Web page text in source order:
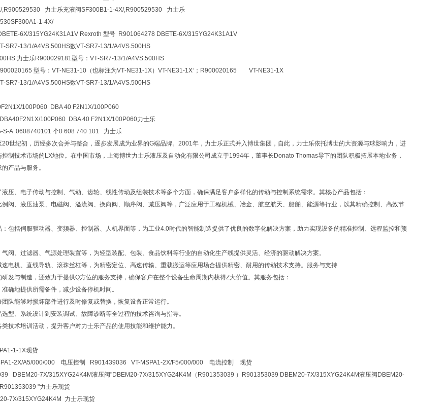
,R900529530 力士乐充液阀SF300B1-1-4X/,R900529530 力士乐
SF300A1-1-4X/
6X/315YG24K31A1V Rexroth 型号 R901064278 DBETE-6X/315YG24K31A1V
1/A4VS.500HS数VT‑SR7‑13/1/A4VS.500HS
力士乐R900029181型号：VT‑SR7‑13/1/A4VS.500HS
型号：VT‑NE31‑10（也标注为VT‑NE31‑1X）VT-NE31-1X‘；R900020165 VT-NE31-1X
1/A4VS.500HS数VT‑SR7‑13/1/A4VS.500HS
100P060 DBA 40 F2N1X/100P060
100P060 DBA 40 F2N1X/100P060力士乐
S-A 0608740101 个0 608 740 101 力士乐
20世纪初，历经多次合并与整合，逐步发展成为业界的G端品牌。2001年，力士乐正式并入博世集团，自此，力士乐依托博世的大资源与球影响力，进
制技术市场的LX地位。在中国市场，上海博世力士乐液压及自动化有限公司成立于1994年，董事长Donato Thomas导下的团队积极拓展本地业务，
产品与服务。
压、电子传动与控制、气动、齿轮、线性传动及组装技术等多个方面，确保满足客户多样化的传动与控制系统需求。其核心产品包括：
例阀、液压油泵、电磁阀、溢流阀、换向阀、顺序阀、减压阀等，广泛应用于工程机械、冶金、航空航天、船舶、能源等行业，以其精确控制、高效节
：包括伺服驱动器、变频器、控制器、人机界面等，为工业4.0时代的智能制造提供了优良的数字化解决方案，助力实现设备的精准控制、远程监控和预
阀、过滤器、气源处理装置等，为轻型装配、包装、食品饮料等行业的自动化生产线提供灵活、经济的驱动解决方案。
电机、直线导轨、滚珠丝杠等，为精密定位、高速传输、重载搬运等应用场合提供精密、耐用的传动技术支持。服务与支持
发与制造，还致力于提供Q方位的服务支持，确保客户在整个设备生命周期内获得Z大价值。其服务包括：
确地提供所需备件，减少设备停机时间。
队能够对损坏部件进行及时修复或替换，恢复设备正常运行。
型、系统设计到安装调试、故障诊断等全过程的技术咨询与指导。
技术培训活动，提升客户对力士乐产品的使用技能和维护能力。
1-1X现货
2X/A5/000/000 电压控制 R901439036 VT-MSPA1-2X/F5/000/000 电流控制 现货
DBEM20-7X/315XYG24K4M液压阀"DBEM20-7X/315XYG24K4M（R901353039 ）R901353039 DBEM20-7X/315XYG24K4M液压阀DBEM20-
"力士乐现货
7X/315XYG24K4M 力士乐现货